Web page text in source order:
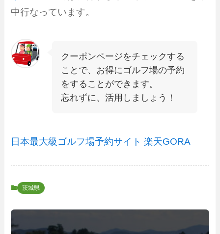
中行なっています。
クーポンページをチェックする
ことで、お得にゴルフ場の予約
をすることができます。
忘れずに、活用しましょう！
日本最大級ゴルフ場予約サイト 楽天GORA
茨城県